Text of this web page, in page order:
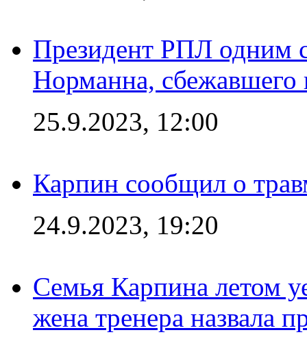
Президент РПЛ одним
Норманна, сбежавшего
25.9.2023, 12:00
Карпин сообщил о
24.9.2023, 19:20
Семья Карпина летом
жена тренера назвала